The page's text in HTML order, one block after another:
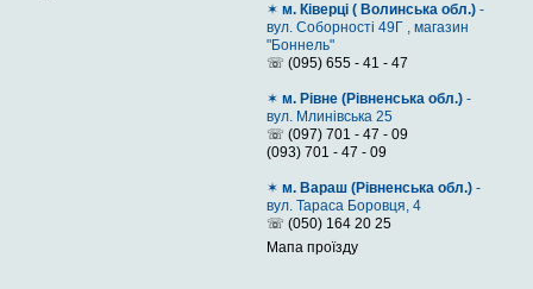
хребта та простору між шиєю і головою. Середньом'який
Якщо точно знаєте, що поза горілиць для вас
✶ м. Ківерці ( Волинська обл.) -
вул. Соборності 49Г , магазин
"Боннель"
☏ (095) 655 - 41 - 47
✶ м. Рівне (Рівненська обл.) -
вул. Млинівська 25
☏ (097) 701 - 47 - 09
(093) 701 - 47 - 09
✶ м. Вараш (Рівненська обл.) -
вул. Тараса Боровця, 4
☏ (050) 164 20 25
Мапа проїзду